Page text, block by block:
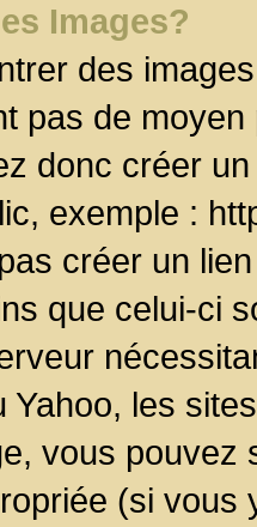
Images?
des
pas de
donc créer
exemple :
créer un
que celui-ci
Yahoo, les
vous pouvez
(si vous